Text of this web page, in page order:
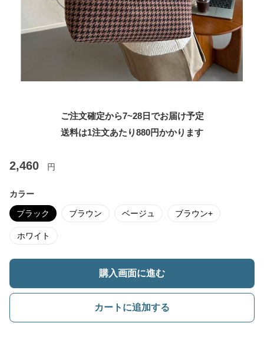
ご注文確定から7~28日でお届け予定
送料は1注文あたり880円かかります
2,460 円
カラー
ブラック ブラウン ベージュ ブラウン+
ホワイト
購入画面に進む
カートに追加する